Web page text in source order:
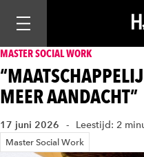
Mobiele navigatie
MASTER SOCIAL WORK
MEER AANDACHT”
17 juni 2026 Leestijd: 2
Master Social Work